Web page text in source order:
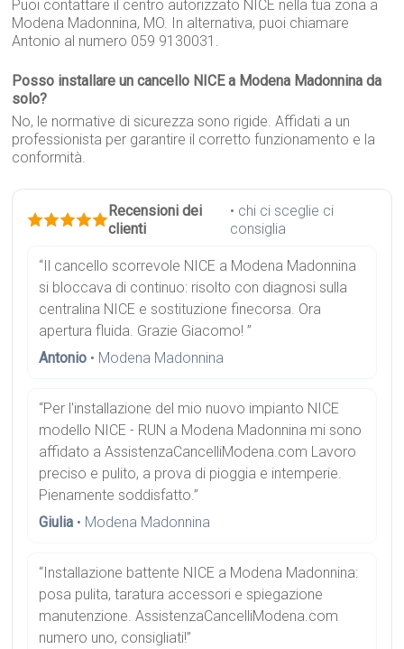
Puoi contattare il centro autorizzato NICE nella tua zona a
Modena Madonnina, MO. In alternativa, puoi chiamare
Antonio al numero 059 9130031.
Posso installare un cancello NICE a Modena Madonnina da
solo?
No, le normative di sicurezza sono rigide. Affidati a un
professionista per garantire il corretto funzionamento e la
conformità.
Recensioni dei
clienti
• chi ci sceglie ci
consiglia
“Il cancello scorrevole NICE a Modena Madonnina
si bloccava di continuo: risolto con diagnosi sulla
centralina NICE e sostituzione finecorsa. Ora
apertura fluida. Grazie Giacomo! ”
Antonio • Modena Madonnina
“Per l'installazione del mio nuovo impianto NICE
modello NICE - RUN a Modena Madonnina mi sono
affidato a AssistenzaCancelliModena.com Lavoro
preciso e pulito, a prova di pioggia e intemperie.
Pienamente soddisfatto.”
Giulia • Modena Madonnina
“Installazione battente NICE a Modena Madonnina:
posa pulita, taratura accessori e spiegazione
manutenzione. AssistenzaCancelliModena.com
numero uno, consigliati!”